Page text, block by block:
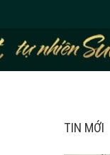
TIN MỚI